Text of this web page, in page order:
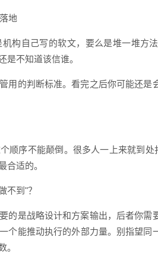
地
构自己写的软文，要么是堆一堆方
是不知道该信谁。
用的判断标准。看完之后你可能还
顺序不能颠倒。很多人一上来就到
合适的。
不到"？
的是战略设计和方案输出，后者你需
能推动执行的外部力量。别指望同
。